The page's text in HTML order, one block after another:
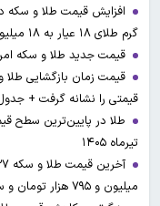
گرم طلای ۱۸ عیار به ۱۸ میلیون و ۳۱۸ هزار و ۱۰۰ تومان رسید
قیمت جدید طلا و سکه امروز ۲۶ تیرماه ۱۴۰۵/
قیمتی را نشانه گرفت +
تیرماه ۱۴۰۵
میلیون و ۷۹۵ هزار تومان و سکه ۱۸۸ میلیون و ۵۰۰ هزار تومان شد